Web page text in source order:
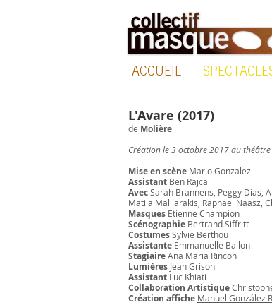
ACCUEIL
L'Avare (2017)
de Molière
Création le 3 octobre 2017 au
Mise en scène Mario Gonzalez
Assistant Ben Rajca
AvecSarah Brannens, Peggy Dias,
Matila Malliarakis, Raphael Naasz,
Masques Etienne Champion
Scénographie Bertrand Siffritt
CostumesSylvie Berthou
Assistante Emmanuelle Ballon
StagiaireAna Maria Rincon
Lumières Jean Grison
Assistant Luc Khiati
Collaboration Artistique
Création affiche Manuel González